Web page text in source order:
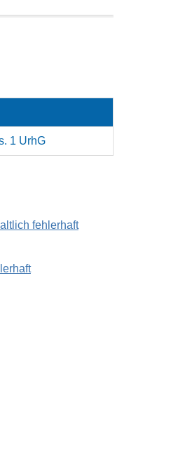
1 UrhG
inhaltlich fehlerhaft